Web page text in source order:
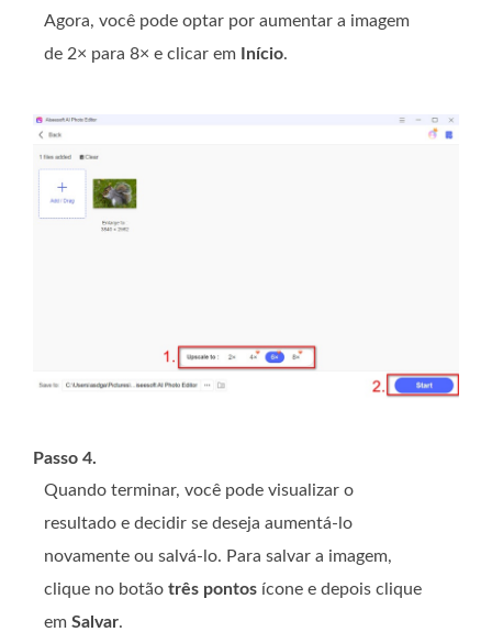
Agora, você pode optar por aumentar a imagem
de 2× para 8× e clicar em
Início.
Passo 4.
Quando terminar, você pode visualizar o
resultado e decidir se deseja aumentá-lo
novamente ou salvá-lo. Para salvar a imagem,
clique no botão três pontos ícone e depois clique
em Salvar.